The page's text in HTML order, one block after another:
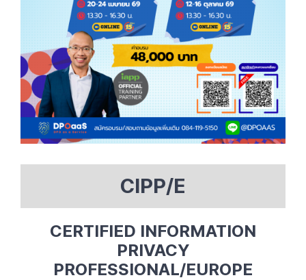
CIPP/E
CERTIFIED INFORMATION
PRIVACY
PROFESSIONAL/EUROPE